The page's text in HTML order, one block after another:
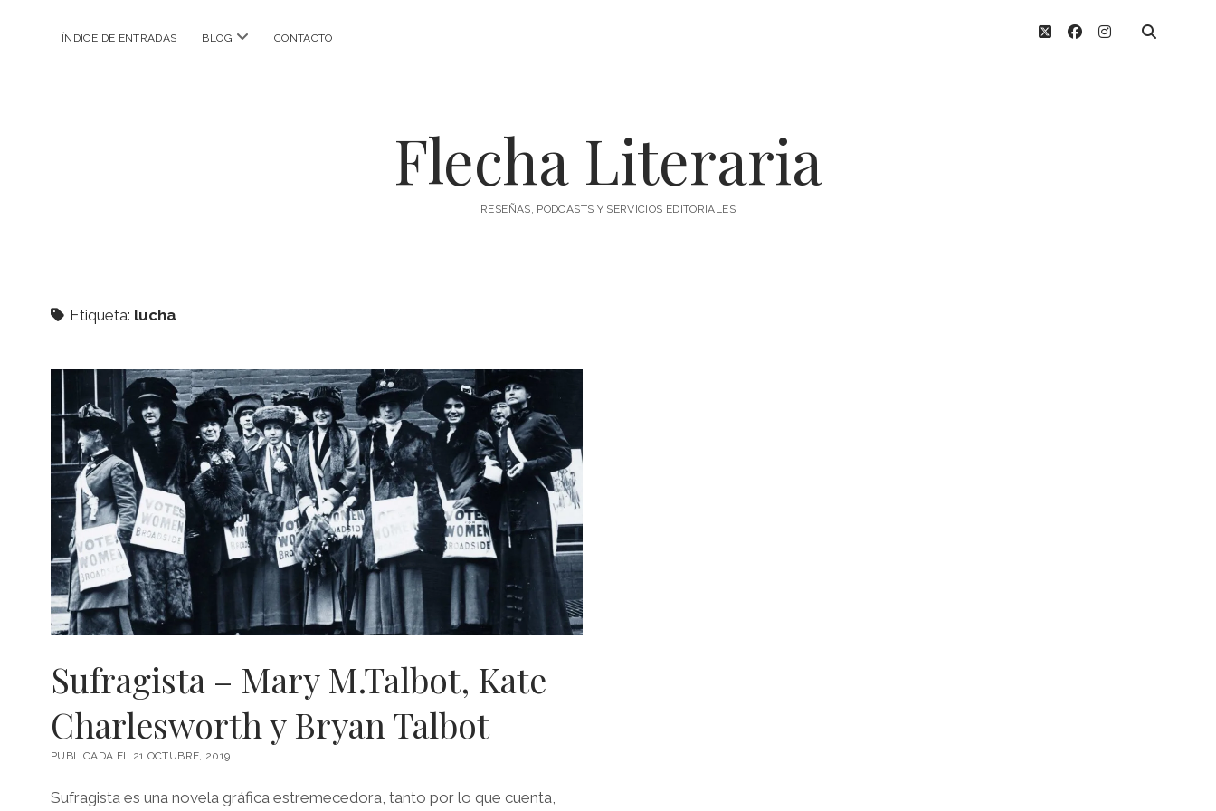
ÍNDICE DE ENTRADAS BLOG abrir
CONTACTO twitterfacebook
instagram
Flecha Literaria
RESEÑAS, PODCASTS Y SERVICIOS EDITORIALES
Etiqueta: lucha
Sufragista – Mary M.Talbot, Kate
Charlesworth y Bryan Talbot
PUBLICADA EL 21 OCTUBRE, 2019
Sufragista es una novela gráfica estremecedora, tanto por lo que cuenta,